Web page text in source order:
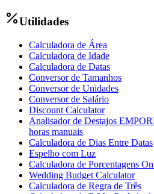
Utilidades
Calculadora de Área
Calculadora de Idade
Calculadora de Datas
Conversor de Tamanhos
Conversor de Unidades
Conversor de Salário
Discount Calculator
Analisador de Destajos
horas manuais
Calculadora de Dias Entre Datas
Espelho com Luz
Calculadora de Porcentagens
Wedding Budget Calculator
Calculadora de Regra de Três